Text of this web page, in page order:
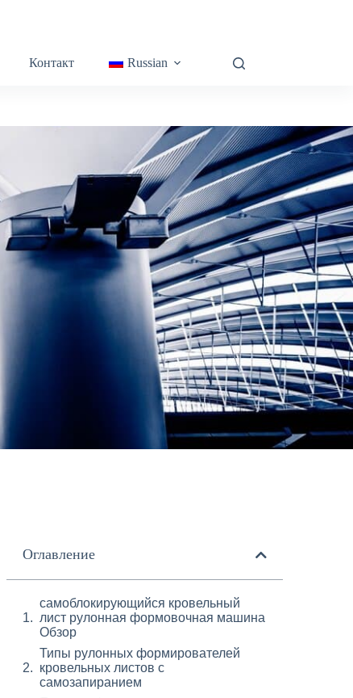
Контакт Russian
Оглавление
самоблокирующийся кровельный
лист рулонная формовочная машина
Обзор
Типы рулонных формирователей
кровельных листов с
самозапиранием